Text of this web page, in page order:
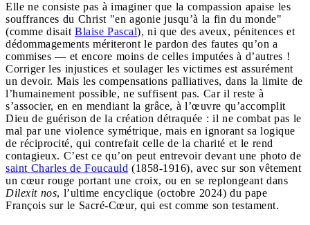
Elle ne consiste pas à imaginer que la compassion apaise les
souffrances du Christ "en agonie jusqu’à la fin du monde"
(comme disait Blaise Pascal), ni que des aveux, pénitences et
dédommagements mériteront le pardon des fautes qu’on a
commises — et encore moins de celles imputées à d’autres !
Corriger les injustices et soulager les victimes est assurément
un devoir. Mais les compensations palliatives, dans la limite de
l’humainement possible, ne suffisent pas. Car il reste à
s’associer, en en mendiant la grâce, à l’œuvre qu’accomplit
Dieu de guérison de la création détraquée : il ne combat pas le
mal par une violence symétrique, mais en ignorant sa logique
de réciprocité, qui contrefait celle de la charité et le rend
contagieux. C’est ce qu’on peut entrevoir devant une photo de
saint Charles de Foucauld (1858-1916), avec sur son vêtement
un cœur rouge portant une croix, ou en se replongeant dans
Dilexit nos, l’ultime encyclique (octobre 2024) du pape
François sur le Sacré-Cœur, qui est comme son testament.